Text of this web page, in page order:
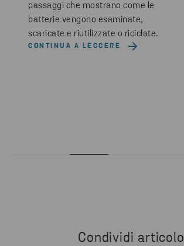
passaggi che mostrano come le
batterie vengono esaminate,
scaricate e riutilizzate o riciclate.
CONTINUA A LEGGERE
Condividi articolo